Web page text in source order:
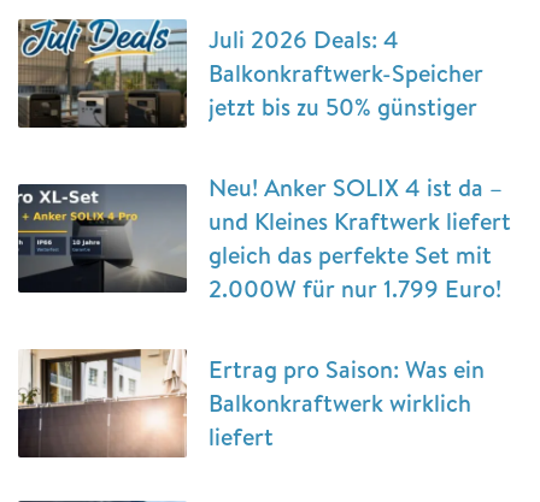
Juli 2026 Deals: 4
Balkonkraftwerk-Speicher
jetzt bis zu 50% günstiger
Neu! Anker SOLIX 4 ist da –
und Kleines Kraftwerk liefert
gleich das perfekte Set mit
2.000W für nur 1.799 Euro!
Ertrag pro Saison: Was ein
Balkonkraftwerk wirklich
liefert